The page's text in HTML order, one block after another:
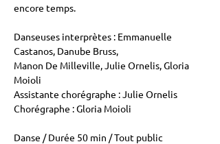
encore temps.
Danseuses interprètes : Emmanuelle
Castanos, Danube Bruss,
Manon De Milleville, Julie Ornelis, Gloria
Moioli
Assistante chorégraphe : Julie Ornelis
Chorégraphe : Gloria Moioli
Danse / Durée 50 min / Tout public